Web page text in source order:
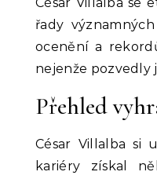
řady
ocenění a
nejenže pozvedly
Přehled
César Villalba si
kariéry získal